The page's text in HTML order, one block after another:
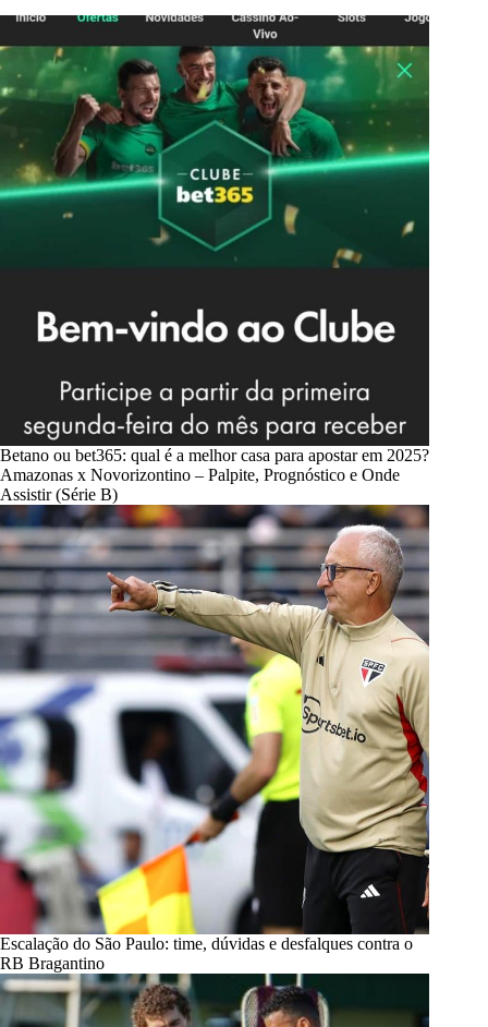
Betano ou bet365: qual é a melhor casa para apostar em 2025?
Amazonas x Novorizontino – Palpite, Prognóstico e Onde
Assistir (Série B)
Escalação do São Paulo: time, dúvidas e desfalques contra o
RB Bragantino